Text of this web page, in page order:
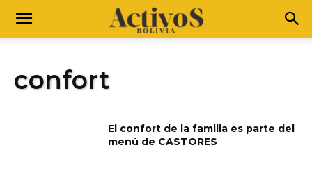
confort
El confort de la familia es parte del
menú de CASTORES